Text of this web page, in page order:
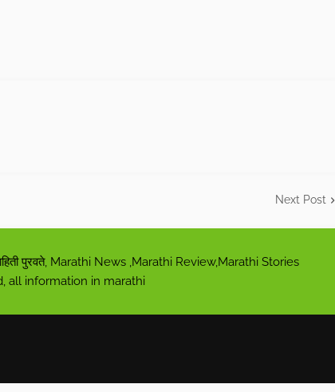
Next Post
माहिती पुरवते, Marathi News ,Marathi Review,Marathi Stories
all information in marathi